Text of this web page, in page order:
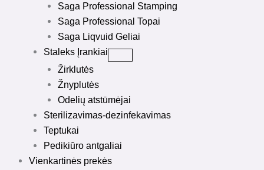
Saga Professional Stamping
Saga Professional Topai
Saga Liqvuid Geliai
Staleks Įrankiai
Žirklutės
Žnyplutės
Odelių atstūmėjai
Sterilizavimas-dezinfekavimas
Teptukai
Pedikiūro antgaliai
Vienkartinės prekės